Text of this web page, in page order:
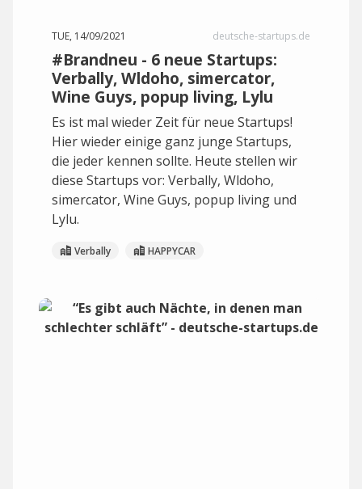
TUE, 14/09/2021 deutsche-startups.de
#Brandneu - 6 neue Startups:
Verbally, Wldoho, simercator,
Wine Guys, popup living, Lylu
Es ist mal wieder Zeit für neue Startups!
Hier wieder einige ganz junge Startups,
die jeder kennen sollte. Heute stellen wir
diese Startups vor: Verbally, Wldoho,
simercator, Wine Guys, popup living und
Lylu.
Verbally HAPPYCAR